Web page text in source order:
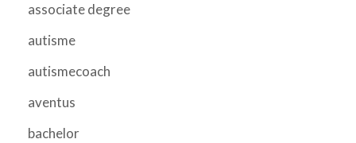
associate degree
autisme
autismecoach
aventus
bachelor